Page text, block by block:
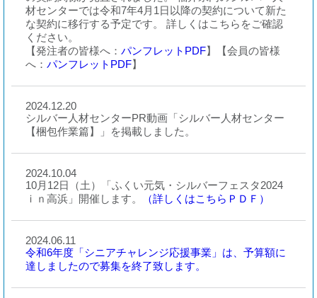
材センターでは令和7年4月1日以降の契約について新た
な契約に移行する予定です。 詳しくはこちらをご確認
ください。
【発注者の皆様へ： パンフレットPDF】【会員の皆様
へ： パンフレットPDF】
2024.12.20
シルバー人材センターPR動画「シルバー人材センター
【梱包作業篇】」を掲載しました。
2024.10.04
10月12日（土）「ふくい元気・シルバーフェスタ2024
ｉｎ高浜」開催します。
（詳しくはこちらＰＤＦ）
2024.06.11
令和6年度「シニアチャレンジ応援事業」は、予算額に
達しましたので募集を終了致します。